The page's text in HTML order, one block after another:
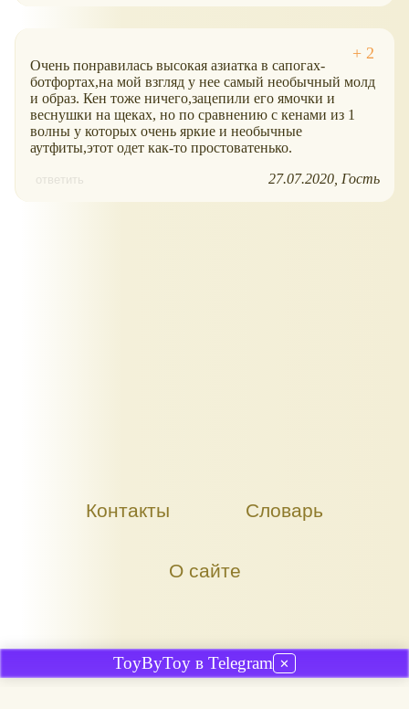
Очень понравилась высокая азиатка в сапогах-
ботфортах,на мой взгляд у нее самый необычный молд
и образ. Кен тоже ничего,зацепили его ямочки и
веснушки на щеках, но по сравнению с кенами из 1
волны у которых очень яркие и необычные
аутфиты,этот одет как-то простоватенько.
ответить 27.07.2020 Гость
Контакты Словарь
О сайте
ToyByToy в Telegram ✕